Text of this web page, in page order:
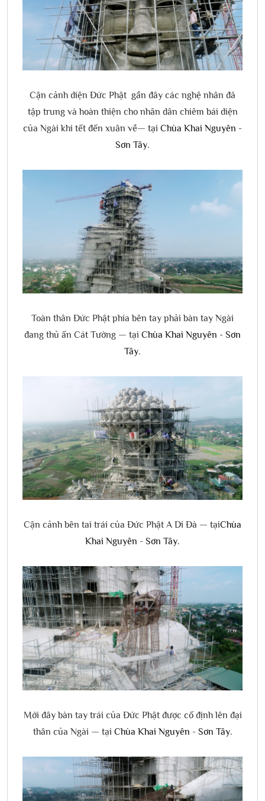
Cận cảnh diện Đức Phật gần đây các nghệ nhân đã
tập trung và hoàn thiện cho nhân dân chiêm bái diện
của Ngài khi tết đến xuân về— tại Chùa Khai Nguyên -
Sơn Tây.
Toàn thân Đức Phật phía bên tay phải bàn tay Ngài
đang thủ ấn Cát Tường — tại Chùa Khai Nguyên - Sơn
Tây.
Cận cảnh bên tai trái của Đức Phật A Di Đà — tạiChùa
Khai Nguyên - Sơn Tây.
Mới đây bàn tay trái của Đức Phật được cố định lên đại
thân của Ngài — tại Chùa Khai Nguyên - Sơn Tây.